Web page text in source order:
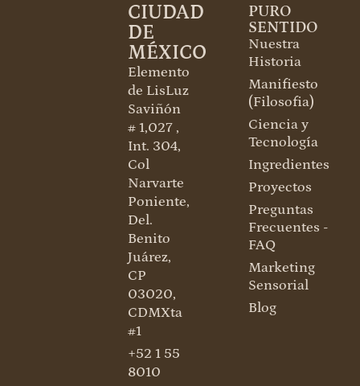
CIUDAD
DE
MÉXICO
Elemento
de LisLuz
Saviñón
# 1,027 ,
Int. 304,
Col
Narvarte
Poniente,
Del.
Benito
Juárez,
CP
03020,
CDMXta
#1
+52 1 55
8010
PURO
SENTIDO
Nuestra
Historia
Manifiesto
(Filosofia)
Ciencia y
Tecnología
Ingredientes
Proyectos
Preguntas
Frecuentes -
FAQ
Marketing
Sensorial
Blog